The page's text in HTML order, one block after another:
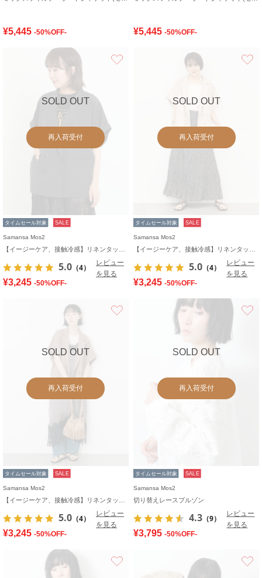
¥5,445 -50%OFF- ¥5,445 -50%OFF-
SOLD OUT
再入荷受付
タイムセール対象 SALE
Samansa Mos2
5.0 （4）
レビュー
を見る
¥3,245 -50%OFF-
SOLD OUT
再入荷受付
タイムセール対象 SALE
Samansa Mos2
5.0 （4）
レビュー
を見る
¥3,245 -50%OFF-
SOLD OUT
再入荷受付
タイムセール対象 SALE
Samansa Mos2
5.0 （4）
レビュー
を見る
¥3,245 -50%OFF-
SOLD OUT
再入荷受付
タイムセール対象 SALE
Samansa Mos2
切り替えレースブルゾン
4.3 （9）
レビュー
を見る
¥3,795 -50%OFF-